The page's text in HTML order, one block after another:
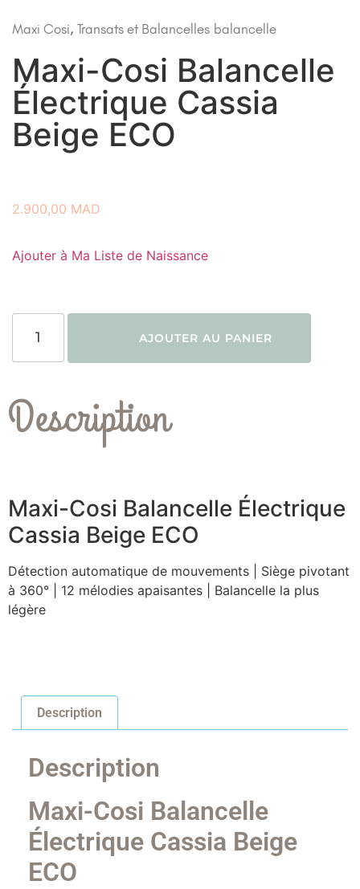
Maxi Cosi, Transats et Balancelles balancelle
Maxi-Cosi Balancelle
Électrique Cassia
Beige ECO
2.900,00 MAD
Ajouter à Ma Liste de Naissance
AJOUTER AU PANIER
Description
Maxi-Cosi Balancelle Électrique
Cassia Beige ECO
Détection automatique de mouvements | Siège pivotant
à 360° | 12 mélodies apaisantes | Balancelle la plus
légère
Description
Description
Maxi-Cosi Balancelle
Électrique Cassia Beige
ECO